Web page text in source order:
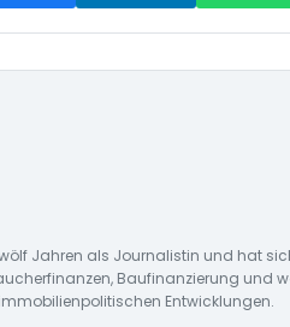
Jahren als Journalistin und hat
Baufinanzierung und
Entwicklungen.